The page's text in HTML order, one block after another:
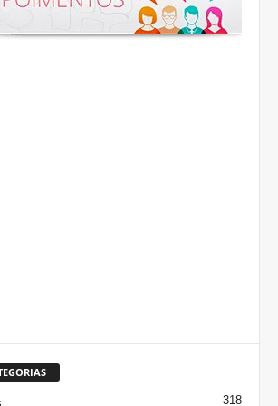
318